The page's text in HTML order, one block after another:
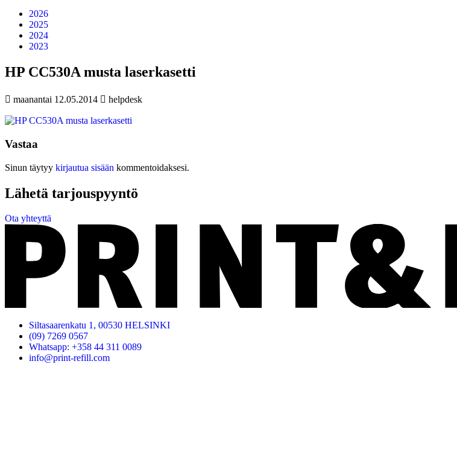
2026
2025
2024
2023
HP CC530A musta laserkasetti
 maanantai 12.05.2014  helpdesk
Vastaa
Sinun täytyy kirjautua sisään kommentoidaksesi.
Lähetä tarjouspyyntö
Ota yhteyttä
Siltasaarenkatu 1, 00530 HELSINKI
(09) 7269 0567
Whatsapp: +358 44 311 0089
info@print-refill.com